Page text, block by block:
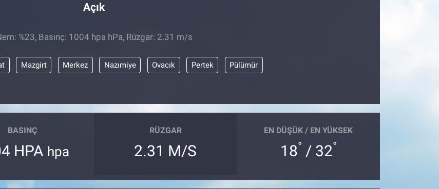
Açık
%23, Basınç: 1004 hpa hPa, Rüzgar: 2.31 m/s
Mazgirt Merkez Nazımiye Ovacık Pertek Pülümür
BASINÇ
HPA hpa
RÜZGAR
2.31 M/S
EN DÜŞÜK / EN YÜKSEK
18° / 32°